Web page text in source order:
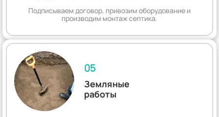
Подписываем договор, привозим оборудование и
производим монтаж септика.
05
Земляные
работы